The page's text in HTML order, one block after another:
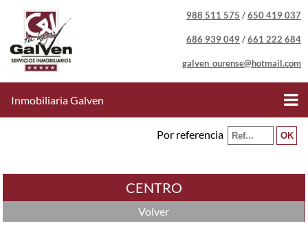
988 511 575 /650 419 037
686 939 049 /661 222 684
galven_ourense@hotmail.com
Inmobiliaria Galven
Por referencia
CENTRO
Volver